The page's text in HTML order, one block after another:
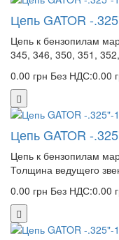
Цепь GATOR -
Цепь к бензопилам
345, 346, 350, 351,
0.00 грн Без НДС:0.00
Цепь GATOR -
Цепь к бензопилам
Толщина ведущего
0.00 грн Без НДС:0.00